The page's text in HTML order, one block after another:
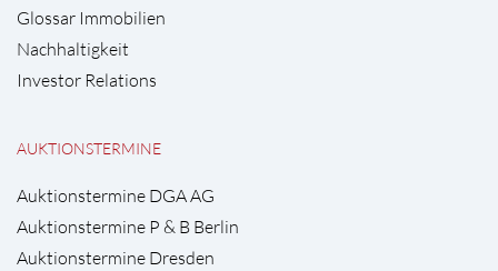
Glossar Immobilien
Nachhaltigkeit
Investor Relations
AUKTIONSTERMINE
Auktionstermine DGA AG
Auktionstermine P & B Berlin
Auktionstermine Dresden